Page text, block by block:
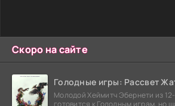
Скоро на сайте
Голодные игры: Рассвет
Молодой Хеймитч Эбернети из
готовится к Голодным играм, но